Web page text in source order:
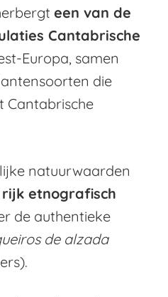
een van de
Cantabrische
Europa, samen
die
Cantabrische
natuurwaarden
etnografisch
de authentieke
de alzada